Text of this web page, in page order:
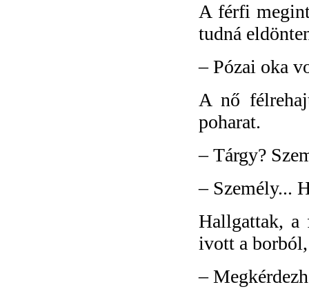
A férfi
tudná
–Pózai oka
A nő
poharat.
–Tárgy?
– Személy...
Hallgattak, a
ivott a borból,
–